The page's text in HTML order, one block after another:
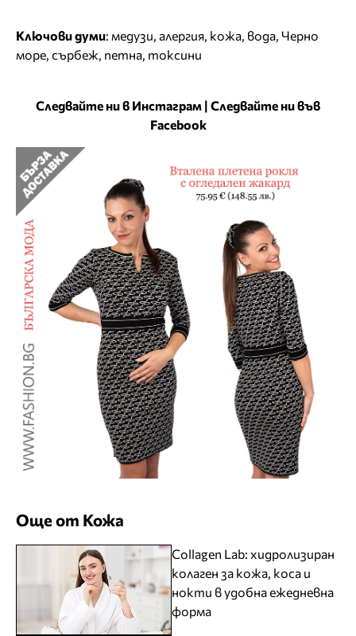
Ключови думи: медузи, алергия, кожа, вода, Черно
море, сърбеж, петна, токсини
Следвайте ни в Инстаграм | Следвайте ни във
Facebook
Още от Кожа
Collagen Lab: хидролизиран
колаген за кожа, коса и
нокти в удобна ежедневна
форма